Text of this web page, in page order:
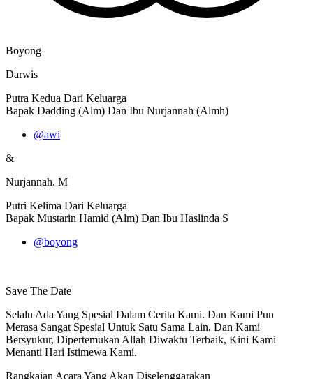
Boyong
Darwis
Putra Kedua Dari Keluarga
Bapak Dadding (Alm) Dan Ibu Nurjannah (Almh)
@awi
&
Nurjannah. M
Putri Kelima Dari Keluarga
Bapak Mustarin Hamid (Alm) Dan Ibu Haslinda S
@boyong
Save The Date
Selalu Ada Yang Spesial Dalam Cerita Kami. Dan Kami Pun
Merasa Sangat Spesial Untuk Satu Sama Lain. Dan Kami
Bersyukur, Dipertemukan Allah Diwaktu Terbaik, Kini Kami
Menanti Hari Istimewa Kami.
Rangkaian Acara Yang Akan Diselenggarakan